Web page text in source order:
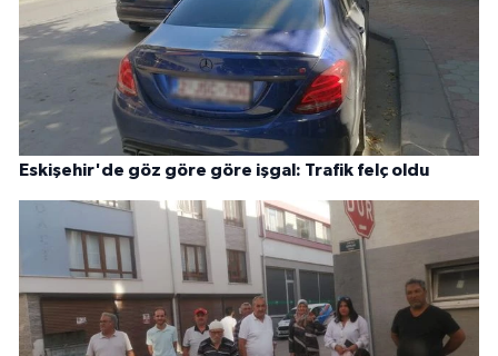
Eskişehir'de göz göre göre işgal: Trafik felç oldu